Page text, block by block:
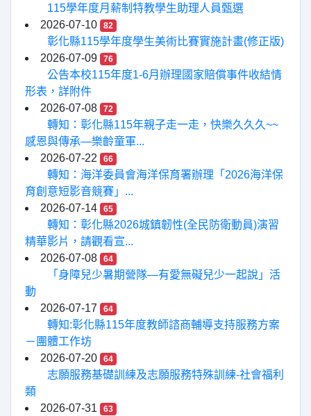
115學年度月薪制特教學生助理人員甄選
2026-07-10
82
彰化縣115學年度學生美術比賽實施計畫(修正版)
2026-07-09
76
公告本校115年度1-6月辦理國家賠償事件收結情
形表，詳附件
2026-07-08
72
轉知：彰化縣115年親子走一走，快樂久久久~~
感恩與傳承—樂齡童軍...
2026-07-22
66
轉知：海洋委員會海洋保育署辦理「2026海洋保
育創意短影音競賽」...
2026-07-14
65
轉知：彰化縣2026城鎮韌性(全民防衛動員)演習
精華影片，請觀看宣...
2026-07-08
64
「身障兒少暑期營隊—有愛無礙兒少一起說」活
動
2026-07-17
64
轉知:彰化縣115年度教師諮商輔導支持服務方案
－團體工作坊
2026-07-20
64
志願服務基礎訓練及志願服務特殊訓練-社會福利
類
2026-07-31
63